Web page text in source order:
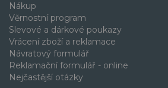
Nákup
Věrnostní program
Slevové a dárkové poukazy
Vrácení zboží a reklamace
Návratový formulář
Reklamační formulář - online
Nejčastější otázky